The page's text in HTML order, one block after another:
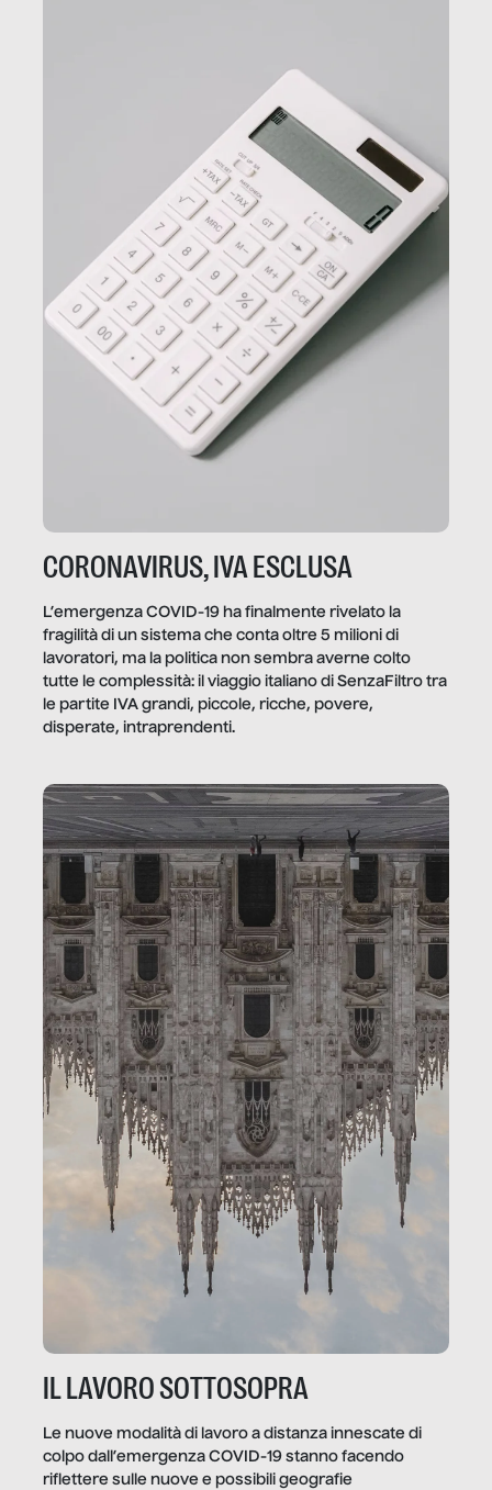
CORONAVIRUS, IVA ESCLUSA
L’emergenza COVID-19 ha finalmente rivelato la
fragilità di un sistema che conta oltre 5 milioni di
lavoratori, ma la politica non sembra averne colto
tutte le complessità: il viaggio italiano di SenzaFiltro tra
le partite IVA grandi, piccole, ricche, povere,
disperate, intraprendenti.
IL LAVORO SOTTOSOPRA
Le nuove modalità di lavoro a distanza innescate di
colpo dall’emergenza COVID-19 stanno facendo
riflettere sulle nuove e possibili geografie